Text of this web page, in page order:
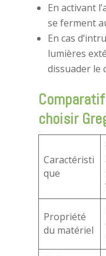
En activant
se ferment
En cas
lumières
dissuader le
choisir
Caractéristi
que
Propriété
du matériel